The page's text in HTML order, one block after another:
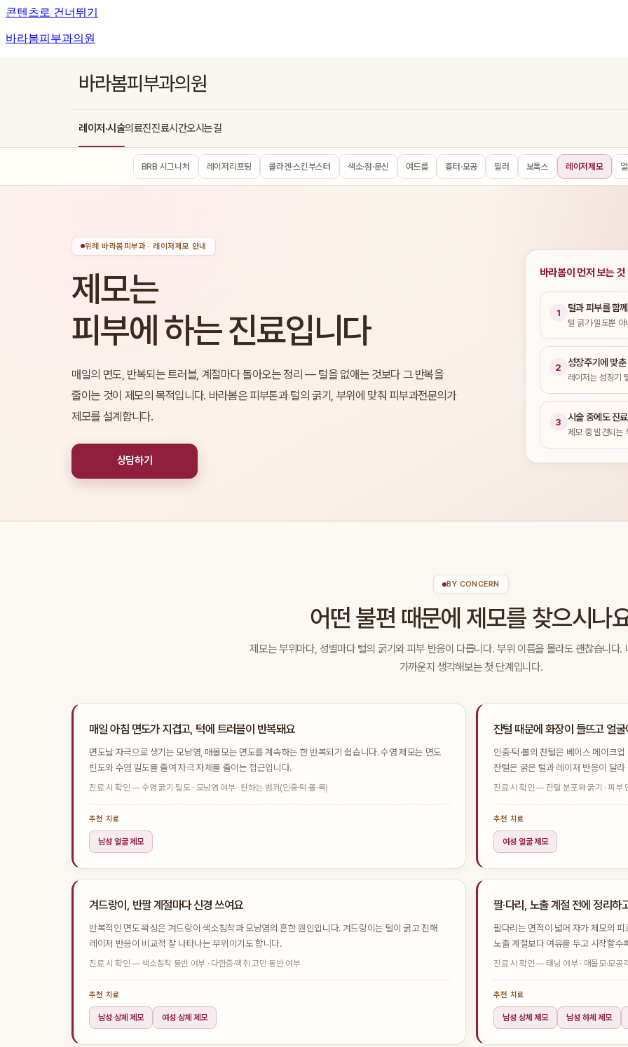
콘텐츠로 건너뛰기
바라봄피부과의원
바라봄피부과의원
레이저·시술의료진진료시간오시는길
BRB 시그니처 레이저리프팅 콜라겐·스킨부스터 색소·점·문신 여드름 흉터·모공 필러 보톡스 레이저제모
위례 바라봄피부과 · 레이저제모 안내
제모는
피부에 하는 진료입니다
매일의 면도, 반복되는 트러블, 계절마다 돌아오는 정리 — 털을 없애는 것보다 그 반복을
줄이는 것이 제모의 목적입니다. 바라봄은 피부톤과 털의 굵기, 부위에 맞춰 피부과전문의가
제모를 설계합니다.
상담하기
바라봄이 먼저 보는 것
1 털과 피부를 함께
털 굵기·밀도뿐
2 성장주기에 맞춘
레이저는 성장기
3 시술 중에도 진료
제모 중 발견되는
BY CONCERN
어떤 불편 때문에 제모를 찾으시나
제모는 부위마다, 성별마다 털의 굵기와 피부 반응이 다릅니다. 부위 이름을 몰라도 괜찮습니다.
가까운지 생각해보는 첫 단계입니다.
매일 아침 면도가 지겹고, 턱에 트러블이 반복돼요
면도날 자극으로 생기는 모낭염, 매몰모는 면도를 계속하는 한 반복되기 쉽습니다. 수염 제모는 면도
빈도와 수염 밀도를 줄여 자극 자체를 줄이는 접근입니다.
진료 시 확인 — 수염 굵기·밀도 · 모낭염 여부 · 원하는 범위(인중·턱·볼·목)
추천 치료
남성 얼굴 제모
잔털 때문에 화장이 들뜨고 얼
인중·턱·볼의 잔털은 베이스 메이크
잔털은 굵은 털과 레이저 반응이 달
진료 시 확인 — 잔털 분포와 굵기 · 피부
추천 치료
여성 얼굴 제모
겨드랑이, 반팔 계절마다 신경 쓰여요
반복적인 면도·왁싱은 겨드랑이 색소침착과 모낭염의 흔한 원인입니다. 겨드랑이는 털이 굵고 진해
레이저 반응이 비교적 잘 나타나는 부위이기도 합니다.
진료 시 확인 — 색소침착 동반 여부 · 다한증·액취 고민 동반 여부
추천 치료
남성 상체 제모 여성 상체 제모
팔·다리, 노출 계절 전에 정리하
팔다리는 면적이 넓어 자가 제모의
노출 계절보다 여유를 두고 시작할수
진료 시 확인 — 태닝 여부 · 매몰모·모공
추천 치료
남성 상체 제모 남성 하체 제모